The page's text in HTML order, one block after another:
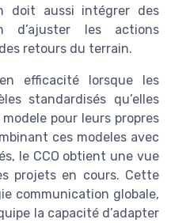
doit aussi intégrer des
d’ajuster les actions
retours du terrain.
efficacité lorsque les
standardisés qu’elles
pour leurs propres
ces modeles avec
le CCO obtient une vue
projets en cours. Cette
communication globale,
la capacité d’adapter